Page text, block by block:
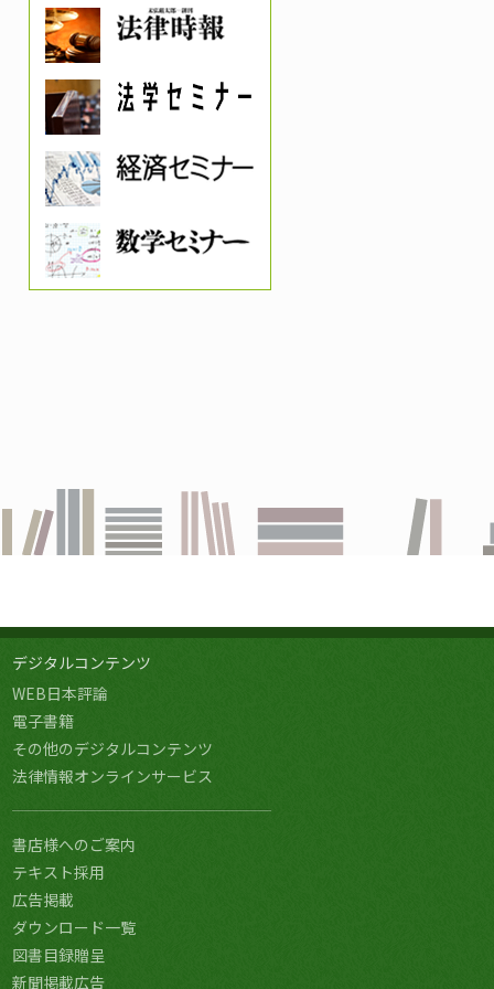
デジタルコンテンツ
WEB日本評論
電子書籍
その他のデジタルコンテンツ
法律情報オンラインサービス
書店様へのご案内
テキスト採用
広告掲載
ダウンロード一覧
図書目録贈呈
新聞掲載広告